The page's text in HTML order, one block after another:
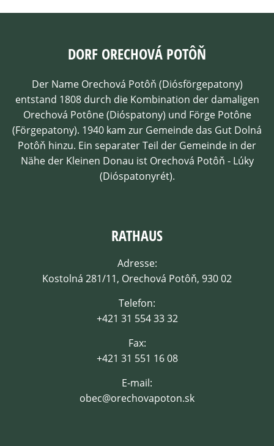
DORF ORECHOVÁ POTÔŇ
Der Name Orechová Potôň (Diósförgepatony)
entstand 1808 durch die Kombination der damaligen
Orechová Potône (Dióspatony) und Förge Potône
(Förgepatony). 1940 kam zur Gemeinde das Gut Dolná
Potôň hinzu. Ein separater Teil der Gemeinde in der
Nähe der Kleinen Donau ist Orechová Potôň - Lúky
(Dióspatonyrét).
RATHAUS
Adresse:
Kostolná 281/11, Orechová Potôň, 930 02
Telefon:
+421 31 554 33 32
Fax:
+421 31 551 16 08
E-mail:
obec@orechovapoton.sk